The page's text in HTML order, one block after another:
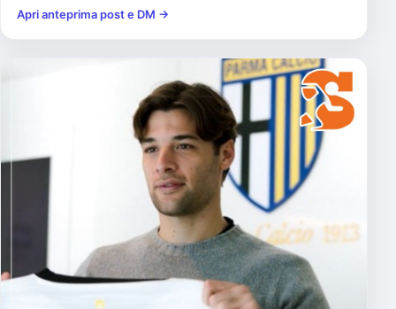
Apri anteprima post e DM →